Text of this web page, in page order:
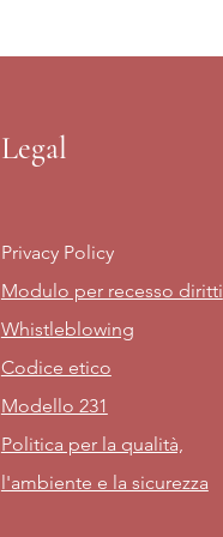
Legal
Privacy Policy
Modulo per recesso diritti
Whistleblowing
Codice etico
Modello 231
Politica per la qualità,
l'ambiente e la sicurezza